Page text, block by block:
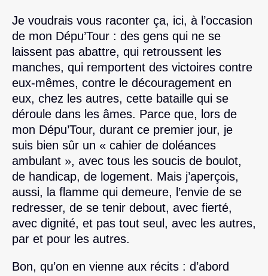
Je voudrais vous raconter ça, ici, à l’occasion
de mon Dépu’Tour : des gens qui ne se
laissent pas abattre, qui retroussent les
manches, qui remportent des victoires contre
eux-mêmes, contre le découragement en
eux, chez les autres, cette bataille qui se
déroule dans les âmes. Parce que, lors de
mon Dépu’Tour, durant ce premier jour, je
suis bien sûr un « cahier de doléances
ambulant », avec tous les soucis de boulot,
de handicap, de logement. Mais j’aperçois,
aussi, la flamme qui demeure, l’envie de se
redresser, de se tenir debout, avec fierté,
avec dignité, et pas tout seul, avec les autres,
par et pour les autres.
Bon, qu’on en vienne aux récits : d’abord